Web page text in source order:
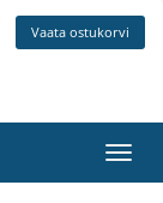
Vaata ostukorvi